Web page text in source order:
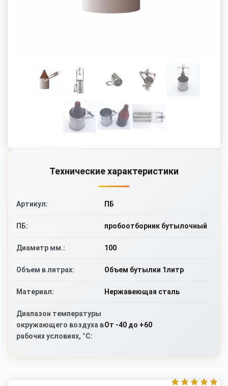
Технические характеристики
Артикул: ПБ
ПБ: пробоотборник бутылочный
Диаметр мм.: 100
Объем в литрах: Объем бутылки 1литр
Материал: Нержавеющая сталь
Диапазон температуры
окружающего воздуха в
рабочих условиях, °C:
От -40 до +60